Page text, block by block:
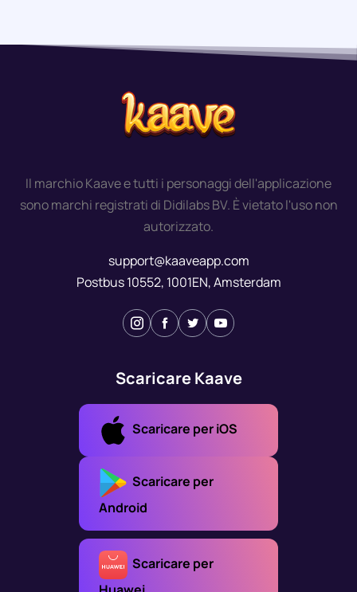
Il marchio Kaave e tutti i personaggi dell'applicazione
sono marchi registrati di Didilabs BV. È vietato l'uso non
autorizzato.
support@kaaveapp.com
Postbus 10552, 1001EN, Amsterdam
Scaricare Kaave
Scaricare per iOS
Scaricare per
Android
Scaricare per